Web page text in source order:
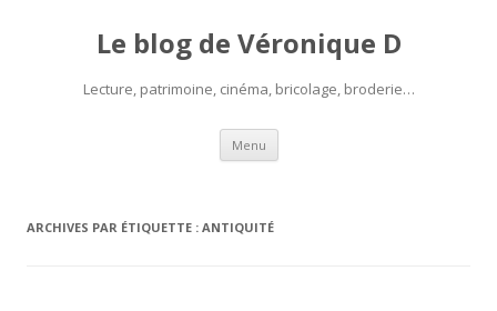
Le blog de Véronique D
Lecture, patrimoine, cinéma, bricolage, broderie…
Menu Aller
contenu
ARCHIVES PAR ÉTIQUETTE : ANTIQUITÉ